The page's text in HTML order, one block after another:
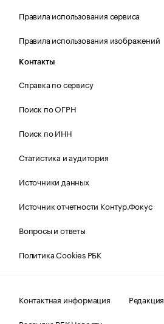
Правила использования сервиса
Правила использования изображений
Контакты
Справка по сервису
Поиск по ОГРН
Поиск по ИНН
Статистика и аудитория
Источники данных
Источник отчетности Контур.Фокус
Вопросы и ответы
Политика Cookies РБК
Контактная информация
Редакция